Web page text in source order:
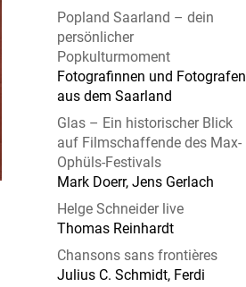
Popland Saarland – dein
persönlicher
Popkulturmoment
Fotografinnen und Fotografen
aus dem Saarland
Glas – Ein historischer Blick
auf Filmschaffende des Max-
Ophüls-Festivals
Mark Doerr, Jens Gerlach
Helge Schneider live
Thomas Reinhardt
Chansons sans frontières
Julius C. Schmidt, Ferdi